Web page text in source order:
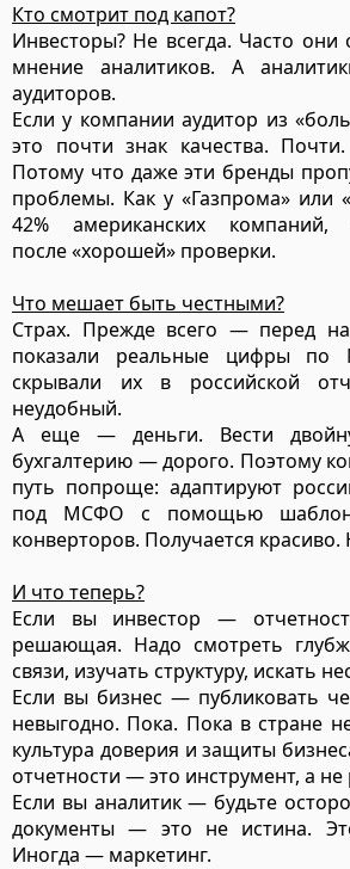
Кто смотрит под капот?
Инвесторы? Не всегда. Часто они
мнение аналитиков. А
аудиторов.
Если у компании аудитор из
это почти знак качества.
Потому что даже эти бренды
проблемы. Как у «Газпрома» или
42% американских компаний,
после «хорошей» проверки.
Что мешает быть честными?
Страх. Прежде всего — перед
показали реальные цифры
скрывали их в российской
неудобный.
А еще — деньги. Вести
бухгалтерию — дорого. Поэтому
путь попроще: адаптируют
под МСФО с помощью
конверторов. Получается
И что теперь?
Если вы инвестор —
решающая. Надо смотреть
связи, изучать структуру, искать
Если вы бизнес — публиковать
невыгодно. Пока. Пока в стране
культура доверия и защиты
отчетности — это инструмент, а не
Если вы аналитик — будьте
документы — это не истина.
Иногда — маркетинг.